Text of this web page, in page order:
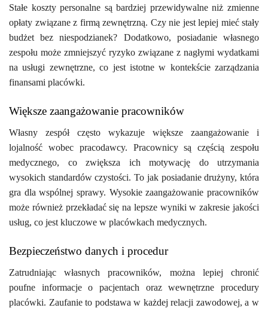
Stałe koszty personalne są bardziej przewidywalne niż zmienne
opłaty związane z firmą zewnętrzną. Czy nie jest lepiej mieć stały
budżet bez niespodzianek? Dodatkowo, posiadanie własnego
zespołu może zmniejszyć ryzyko związane z nagłymi wydatkami
na usługi zewnętrzne, co jest istotne w kontekście zarządzania
finansami placówki.
Większe zaangażowanie pracowników
Własny zespół często wykazuje większe zaangażowanie i
lojalność wobec pracodawcy. Pracownicy są częścią zespołu
medycznego, co zwiększa ich motywację do utrzymania
wysokich standardów czystości. To jak posiadanie drużyny, która
gra dla wspólnej sprawy. Wysokie zaangażowanie pracowników
może również przekładać się na lepsze wyniki w zakresie jakości
usług, co jest kluczowe w placówkach medycznych.
Bezpieczeństwo danych i procedur
Zatrudniając własnych pracowników, można lepiej chronić
poufne informacje o pacjentach oraz wewnętrzne procedury
placówki. Zaufanie to podstawa w każdej relacji zawodowej, a w